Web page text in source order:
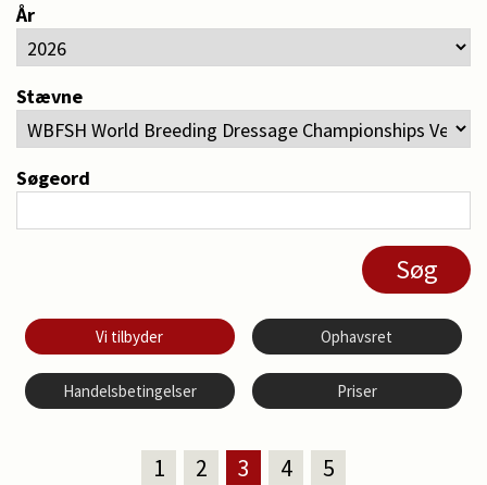
År
Stævne
Søgeord
Vi tilbyder Ophavsret
Handelsbetingelser Priser
1 2 3 4 5